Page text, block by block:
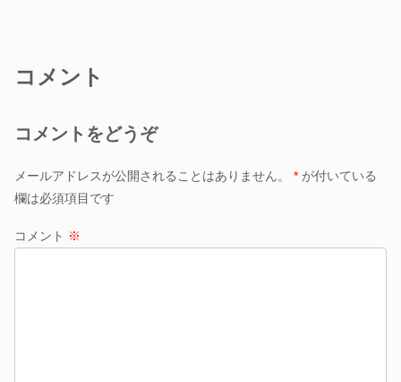
コメント
コメントをどうぞ
メールアドレスが公開されることはありません。 * が付いている
欄は必須項目です
コメント ※